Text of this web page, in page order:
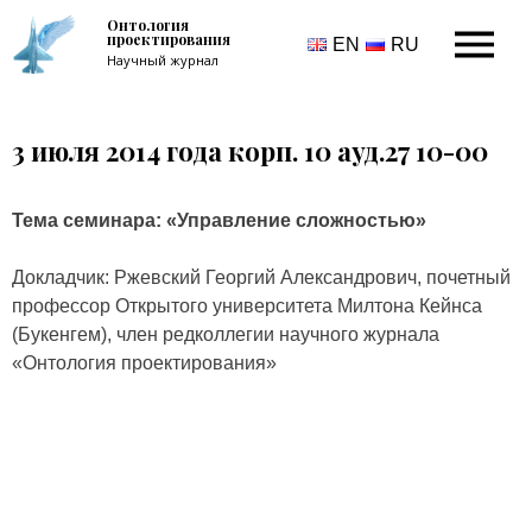
Онтология
проектирования
Научный журнал
EN RU
3 июля 2014 года корп. 10 ауд.27 10-00
Тема семинара: «Управление сложностью»
Докладчик: Ржевский Георгий Александрович, почетный
профессор Открытого университета Милтона Кейнса
(Букенгем), член редколлегии научного журнала
«Онтология проектирования»